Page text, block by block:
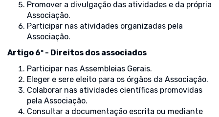
Promover a divulgação das atividades e da própria
Associação.
Participar nas atividades organizadas pela
Associação.
Artigo 6º - Direitos dos associados
Participar nas Assembleias Gerais.
Eleger e sere eleito para os órgãos da Associação.
Colaborar nas atividades científicas promovidas
pela Associação.
Consultar a documentação escrita ou mediante